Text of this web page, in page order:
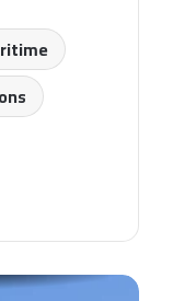
en ligne
2026